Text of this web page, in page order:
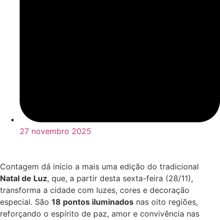
27 novembro 2025
Contagem dá início a mais uma edição do tradicional
Natal de Luz, que, a partir desta sexta-feira (28/11),
transforma a cidade com luzes, cores e decoração
especial. São 18 pontos iluminados nas oito regiões,
reforçando o espírito de paz, amor e convivência nas